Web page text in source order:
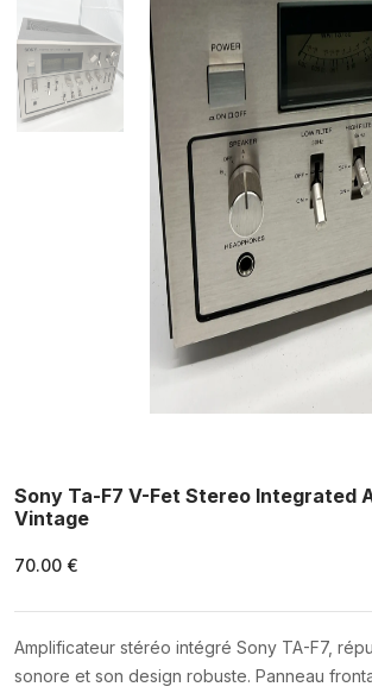
Sony Ta-F7 V-Fet Stereo Integrated
Vintage
70.00 €
Amplificateur stéréo intégré Sony TA-F7,
sonore et son design robuste. Panneau